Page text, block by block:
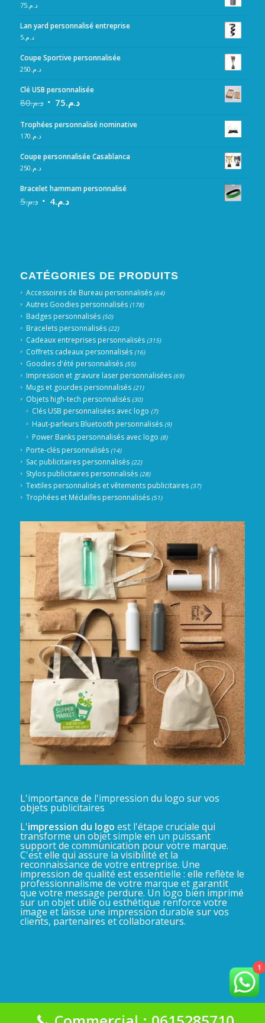
د.م.75
Lan yard personnalisé entreprise
د.م.5
Coupe Sportive personnalisée
د.م.250
Clé USB personnalisée
د.م.80 د.م.75
Trophées personnalisé nominative
د.م.170
Coupe personnalisée Casablanca
د.م.250
Bracelet hammam personnalisé
د.م.5 د.م.4
CATÉGORIES DE PRODUITS
Accessoires de Bureau personnalisés (64)
Autres Goodies personnalisés (178)
Badges personnalisés (50)
Bracelets personnalisés (22)
Cadeaux entreprises personnalisés (315)
Coffrets cadeaux personnalisés (16)
Goodies d'été personnalisés (55)
Impression et gravure laser personnalisées (69)
Mugs et gourdes personnalisés (21)
Objets high-tech personnalisés (30)
Clés USB personnalisées avec logo (7)
Haut-parleurs Bluetooth personnalisés (9)
Power Banks personnalisés avec logo (8)
Porte-clés personnalisés (14)
Sac publicitaires personnalisés (22)
Stylos publicitaires personnalisés (28)
Textiles personnalisés et vêtements publicitaires (37)
Trophées et Médailles personnalisés (51)
L'importance de l'impression du logo sur vos
objets publicitaires
L'impression du logo est l'étape cruciale qui
transforme un objet simple en un puissant
support de communication pour votre marque.
C'est elle qui assure la visibilité et la
reconnaissance de votre entreprise. Une
impression de qualité est essentielle : elle reflète le
professionnalisme de votre marque et garantit
que votre message perdure. Un logo bien imprimé
sur un objet utile ou esthétique renforce votre
image et laisse une impression durable sur vos
clients, partenaires et collaborateurs.
La Gadgeterie 2025©
1